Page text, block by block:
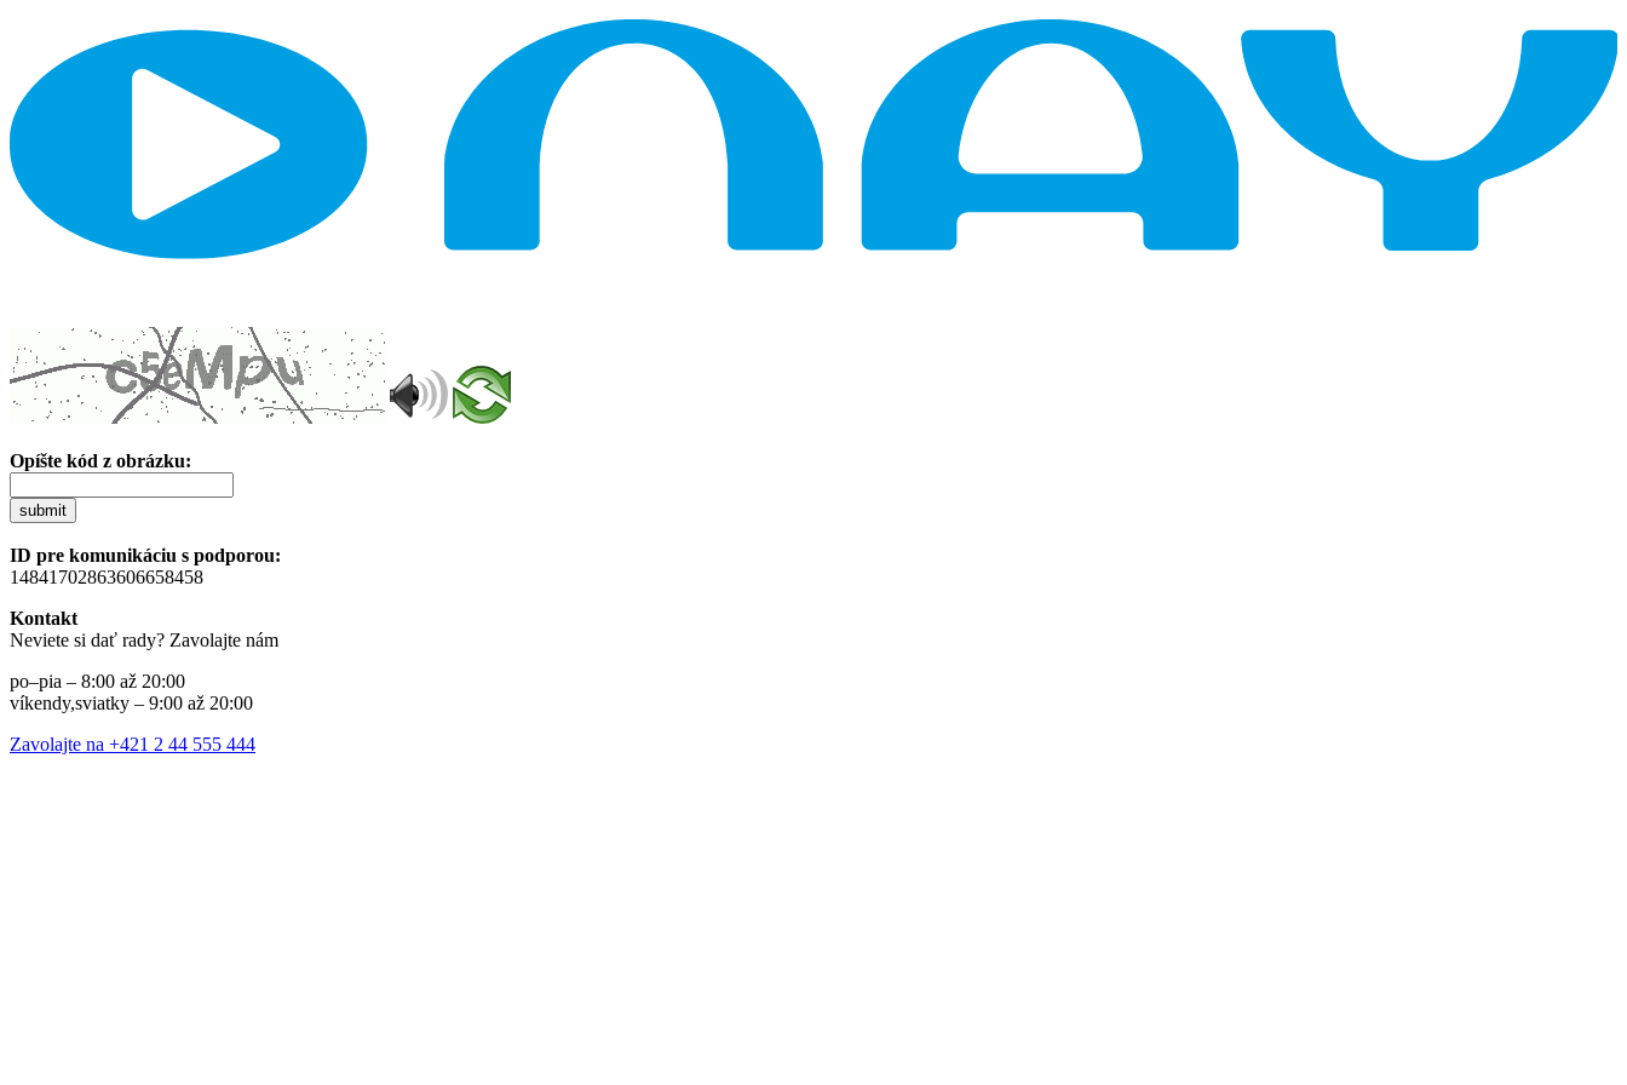
Opíšte kód z obrázku:
submit
ID pre komunikáciu s podporou:
14841702863606658458
Kontakt
Neviete si dať rady? Zavolajte nám
po–pia – 8:00 až 20:00
víkendy,sviatky – 9:00 až 20:00
Zavolajte na +421 2 44 555 444